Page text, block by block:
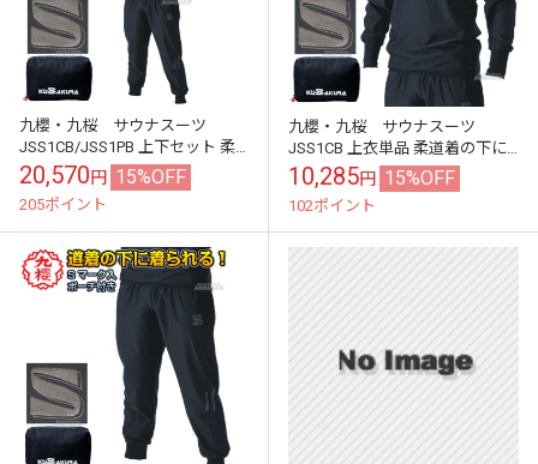
九櫻・九桜 サウナスーツ
JSS1CB/JSS1PB 上下セット 柔
道着の下に着るサウナスーツ 早
川繊維
20,570円 15%OFF
205ポイント
九櫻・九桜 サウナスーツ
JSS1CB 上衣単品 柔道着の下に
着るサウナスーツジャケット 早
川繊維
10,285円 15%OFF
102ポイント